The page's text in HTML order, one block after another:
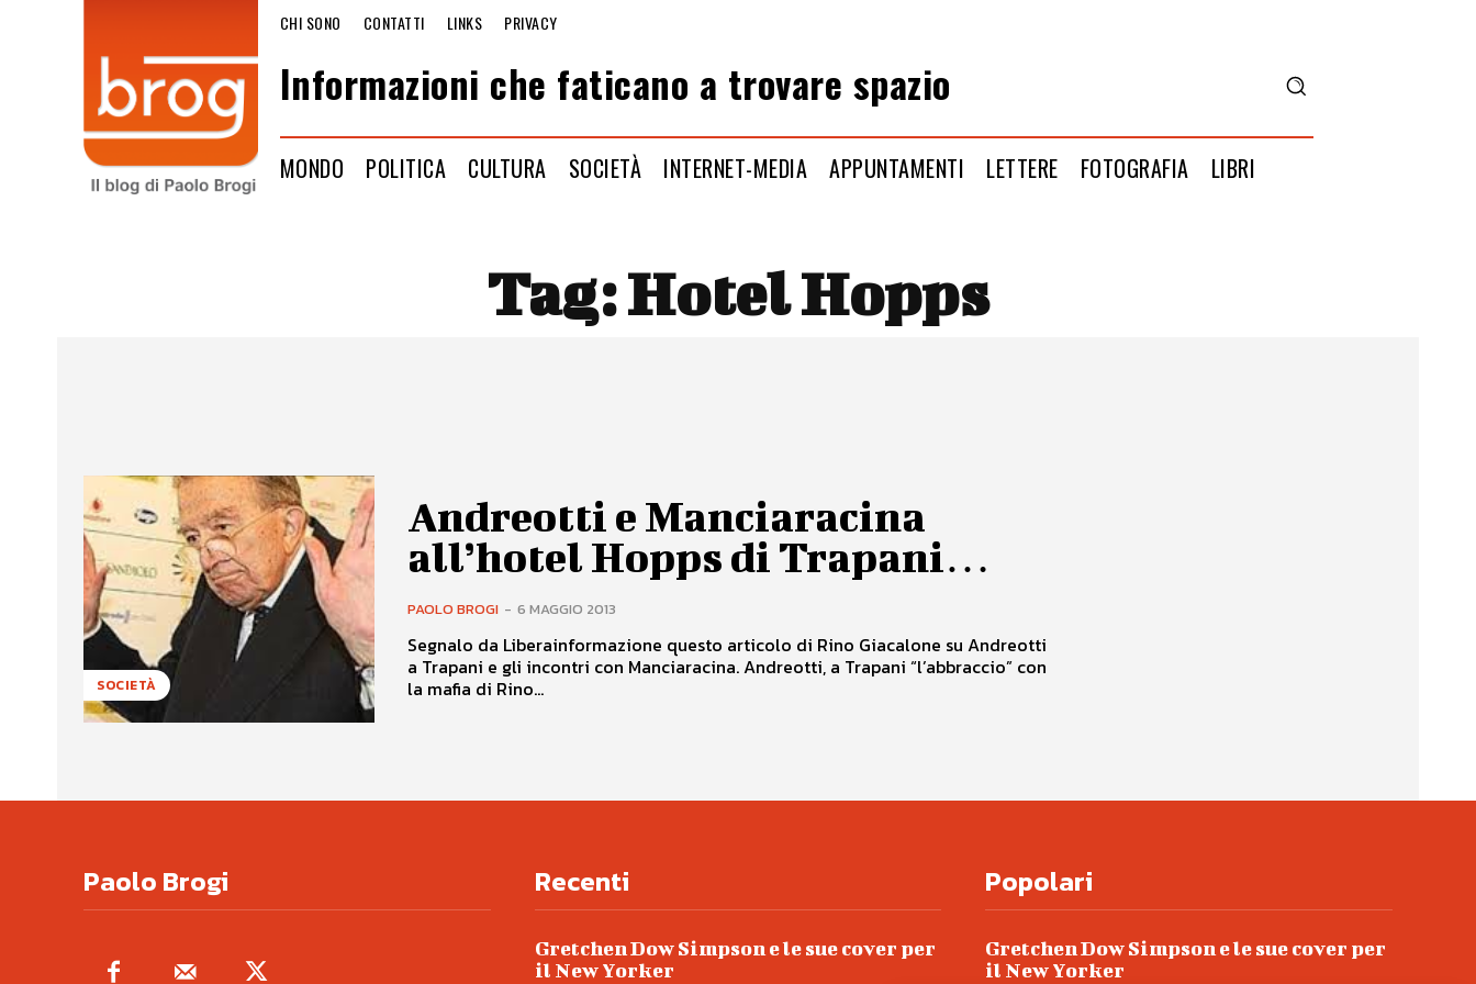
CHI SONO CONTATTI LINKS PRIVACY
Informazioni che faticano a trovare spazio
MONDO POLITICA CULTURA SOCIETÀ INTERNET-MEDIA APPUNTAMENTI LETTERE FOTOGRAFIA LIBRI
Tag:Hotel Hopps
SOCIETÀ
Andreotti e Manciaracina
all’hotel Hopps di Trapani…
PAOLO BROGI - 6 MAGGIO 2013
Segnalo da Liberainformazione questo articolo di Rino Giacalone su Andreotti
a Trapani e gli incontri con Manciaracina. Andreotti, a Trapani “l’abbraccio” con
la mafia di Rino...
Paolo Brogi Recenti
Gretchen Dow Simpson e le sue cover per
il New Yorker
Popolari
Gretchen Dow Simpson e le sue cover per
il New Yorker